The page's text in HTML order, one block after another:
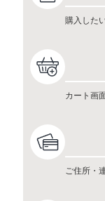
購入した
カート画
ご住所・